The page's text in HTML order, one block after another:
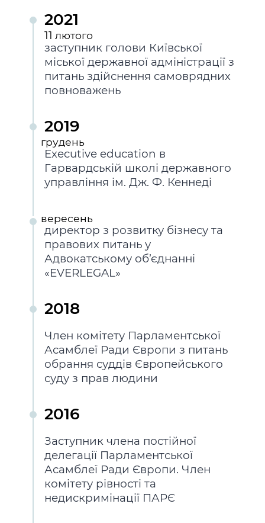
Kyiv International Relations
Річні звіти
Гендерна політика
Київська міська військова адміністрація
Портал Захисників та Захисниць
Безбар'єрність
Портал послуг
Міський застосунок Київ Цифровий
Важливе під час воєнного стану
Про відкриті дані
Портал даних Києва
Публічні дашборди
2021
11 лютого
заступник голови Київської
міської державної адміністрації з
питань здійснення самоврядних
повноважень
2019
грудень
Executive education в
Гарвардській школі державного
управління ім. Дж. Ф. Кеннеді
вересень
директор з розвитку бізнесу та
правових питань у
Адвокатському об’єднанні
«EVERLEGAL»
2018
Член комітету Парламентської
Асамблеї Ради Європи з питань
обрання суддів Європейського
суду з прав людини
2016
Заступник члена постійної
делегації Парламентської
Асамблеї Ради Європи. Член
комітету рівності та
недискримінації ПАРЄ